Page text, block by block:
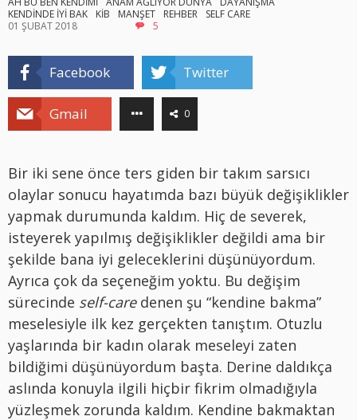
KENDİNDE İYİ BAK
KİB MANŞET REHBER
SELF CARE
01 ŞUBAT 2018
5
Facebook Twitter
Gmail 0
Bir iki sene önce ters giden bir takım sarsıcı
olaylar sonucu hayatımda bazı büyük değişiklikler
yapmak durumunda kaldım. Hiç de severek,
isteyerek yapılmış değişiklikler değildi ama bir
şekilde bana iyi geleceklerini düşünüyordum.
Ayrıca çok da seçeneğim yoktu. Bu değişim
sürecinde self-caredenen şu “kendine bakma”
meselesiyle ilk kez gerçekten tanıştım. Otuzlu
yaşlarında bir kadın olarak meseleyi zaten
bildiğimi düşünüyordum başta. Derine daldıkça
aslında konuyla ilgili hiçbir fikrim olmadığıyla
yüzleşmek zorunda kaldım. Kendine bakmaktan